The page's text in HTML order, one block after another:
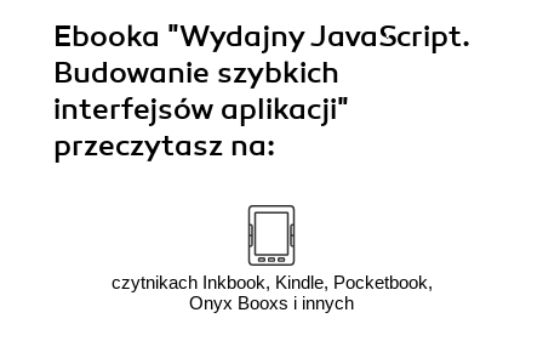
Ebooka "Wydajny JavaScript.
Budowanie szybkich
interfejsów aplikacji"
przeczytasz na:
czytnikach Inkbook, Kindle, Pocketbook,
Onyx Booxs i innych